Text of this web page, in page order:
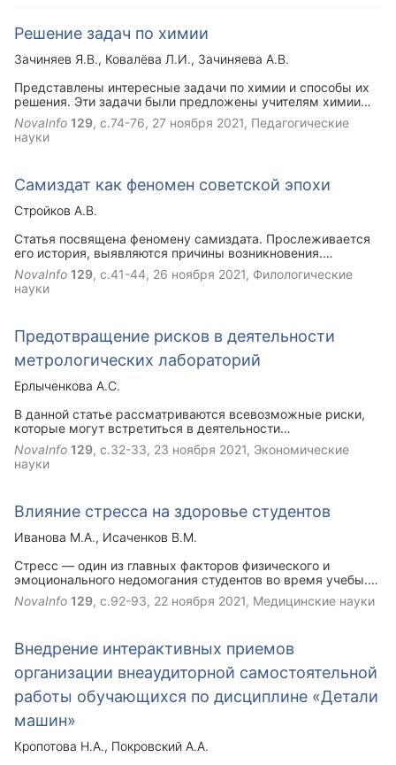
Решение задач по химии
Зачиняев Я.В. Ковалёва Л.И.
Зачиняева А.В.
Представлены интересные задачи по химии и способы их
решения. Эти задачи были предложены учителям химии
при проведении олимпиады по химии в Выборгском районе
Ленинградской области в 2021 году. Всего было
представлено 10 задач различной сложности. При
NovaInfo 129, с.74-76, 27 ноября 2021, Педагогические
науки
Самиздат как феномен советской эпохи
Стройков А.В.
Статья посвящена феномену самиздата. Прослеживается
его история, выявляются причины возникновения.
Показано, что в условиях тоталитаризма и борьбы с
«инакомыслием» появление «подпольной» литературы
было неизбежно. Затронута также проблема цензуры и
NovaInfo 129, с.41-44, 26 ноября 2021, Филологические
науки
Предотвращение рисков в деятельности
метрологических лабораторий
Ерлыченкова А.С.
В данной статье рассматриваются всевозможные риски,
которые могут встретиться в деятельности
метрологических лабораторий. Приведены пути их
предупреждения и предотвращения в целях увеличения
результативности работы метрологических лабораторий и
NovaInfo 129, с.32-33, 23 ноября 2021, Экономические
науки
Влияние стресса на здоровье студентов
Иванова М.А.
Исаченков В.М.
Стресс — один из главных факторов физического и
эмоционального недомогания студентов во время учебы.
Чтобы выявить распространенные методы эмоциональной
разгрузки, применяемые студентами младших курсов, был
студентов представила ранговый порядок одиннадцати
наиболее частых методов борьбы со стрессом в порядке
убывания эффективности. Было выявлено семь методов,
способствующих снижению стрессовой нагрузке в
большинстве групп. Для каждого из методов был
рассчитан его средний порядок рангов по
интерпретированы как методы оказывающие сильную
NovaInfo 129, с.92-93, 22 ноября 2021, Медицинские науки
Внедрение интерактивных приемов
организации внеаудиторной самостоятельной
работы обучающихся по дисциплине «Детали
машин»
Кропотова Н.А.
Покровский А.А.